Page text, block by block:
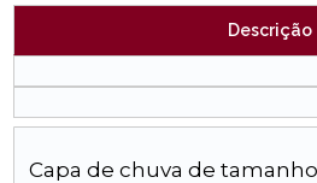
Descrição
Capa de chuva de